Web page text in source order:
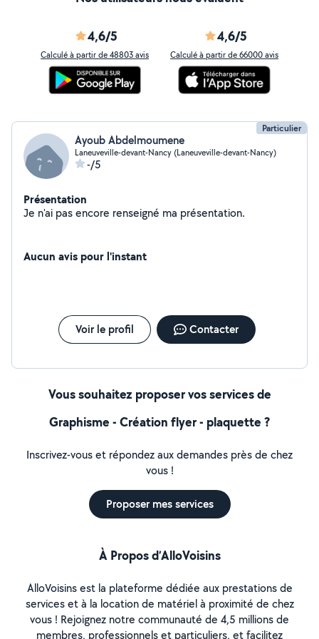
4,6/5
Calculé à partir de 48803 avis
4,6/5
Calculé à partir de 66000 avis
Particulier
Ayoub Abdelmoumene
Laneuveville-devant-Nancy (Laneuveville-devant-Nancy)
-/5
Présentation
Je n'ai pas encore renseigné ma présentation.
Aucun avis pour l'instant
Voir le profil Contacter
Vous souhaitez proposer vos services de
Graphisme - Création flyer - plaquette ?
Inscrivez-vous et répondez aux demandes près de chez
vous !
Proposer mes services
À Propos d’AlloVoisins
AlloVoisins est la plateforme dédiée aux prestations de
services et à la location de matériel à proximité de chez
vous ! Rejoignez notre communauté de 4,5 millions de
membres, professionnels et particuliers, et facilitez